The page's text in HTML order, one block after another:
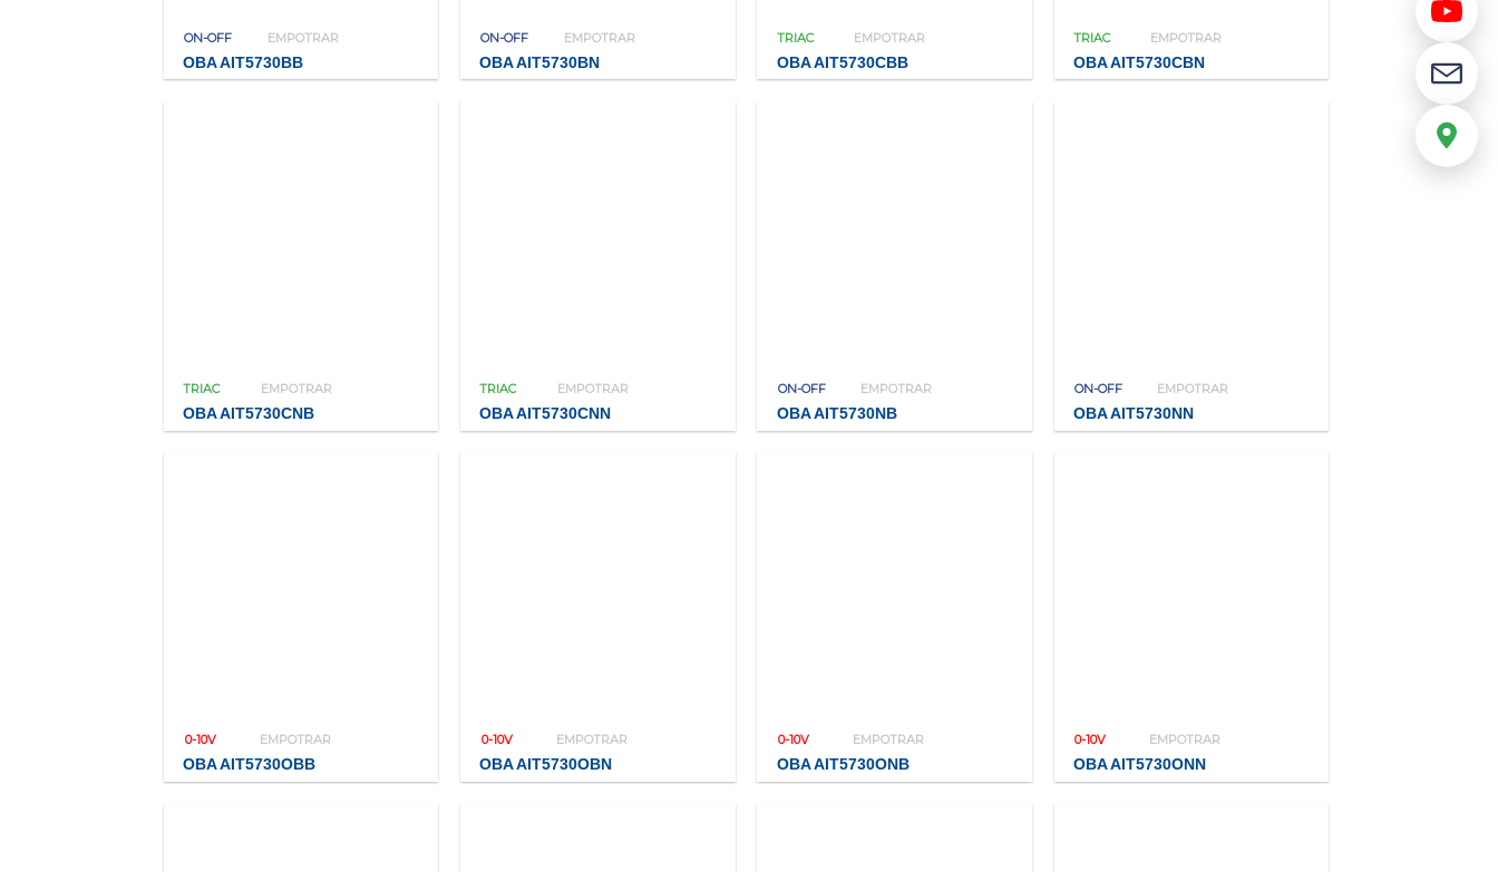
ON-OFF EMPOTRAR
OBA AIT5730BB
ON-OFF EMPOTRAR
OBA AIT5730BN
TRIAC EMPOTRAR
OBA AIT5730CBB
TRIAC EMPOTRAR
OBA AIT5730CBN
TRIAC EMPOTRAR
OBA AIT5730CNB
TRIAC EMPOTRAR
OBA AIT5730CNN
ON-OFF EMPOTRAR
OBA AIT5730NB
ON-OFF EMPOTRAR
OBA AIT5730NN
0-10V EMPOTRAR
OBA AIT5730OBB
0-10V EMPOTRAR
OBA AIT5730OBN
0-10V EMPOTRAR
OBA AIT5730ONB
0-10V EMPOTRAR
OBA AIT5730ONN